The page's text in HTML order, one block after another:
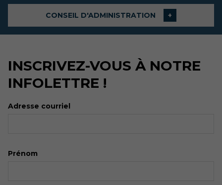
CONSEIL D'ADMINISTRATION
INSCRIVEZ-VOUS À NOTRE
INFOLETTRE !
Adresse courriel
Prénom